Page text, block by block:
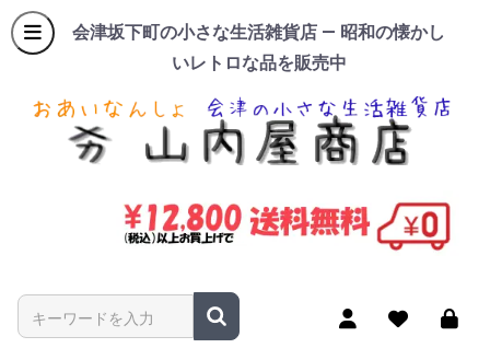
会津坂下町の小さな生活雑貨店 — 昭和の懐かし
いレトロな品を販売中
商品名やキーワードを入力